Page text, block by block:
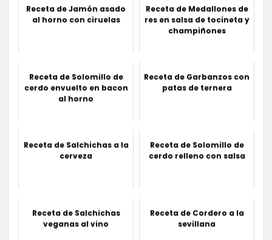
Receta de Jamón asado
al horno con ciruelas
Receta de Medallones de
res en salsa de tocineta y
champiñones
Receta de Solomillo de
cerdo envuelto en bacon
al horno
Receta de Garbanzos con
patas de ternera
Receta de Salchichas a la
cerveza
Receta de Solomillo de
cerdo relleno con salsa
Receta de Salchichas
veganas al vino
Receta de Cordero a la
sevillana